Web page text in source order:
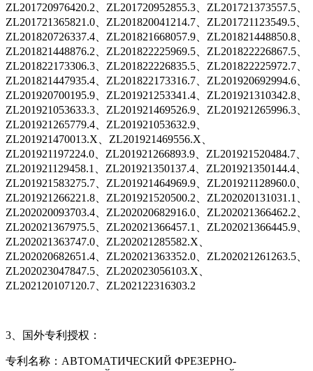
ZL201720976420.2、ZL201720952855.3、ZL201721373557.5、
ZL201721365821.0、ZL201820041214.7、ZL201721123549.5、
ZL201820726337.4、ZL201821668057.9、ZL201821448850.8、
ZL201821448876.2、ZL201822225969.5、ZL201822226867.5、
ZL201822173306.3、ZL201822226835.5、ZL201822225972.7、
ZL201821447935.4、ZL201822173316.7、ZL201920692994.6、
ZL201920700195.9、ZL201921253341.4、ZL201921310342.8、
ZL201921053633.3、ZL201921469526.9、ZL201921265996.3、
ZL201921265779.4、ZL201921053632.9、
ZL201921470013.X、ZL201921469556.X、
ZL201921197224.0、ZL201921266893.9、ZL201921520484.7、
ZL201921129458.1、ZL201921350137.4、ZL201921350144.4、
ZL201921583275.7、ZL201921464969.9、ZL201921128960.0、
ZL201921266221.8、ZL201921520500.2、ZL202020131031.1、
ZL202020093703.4、ZL202020682916.0、ZL202021366462.2、
ZL202021367975.5、ZL202021366457.1、ZL202021366445.9、
ZL202021363747.0、ZL202021285582.X、
ZL202020682651.4、ZL202021363352.0、ZL202021261263.5、
ZL202023047847.5、ZL202023056103.X、
ZL202120107120.7、ZL202122316303.2
3、国外专利授权：
专利名称：АВТОМАТИЧЕСКИЙ ФРЕЗЕРНО-